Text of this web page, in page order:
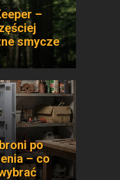
–
smycze
po
– co